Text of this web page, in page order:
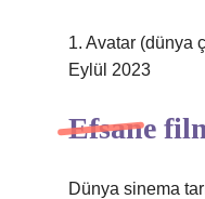
1. Avatar (dünya
Eylül 2023
Efsane
Dünya sinema